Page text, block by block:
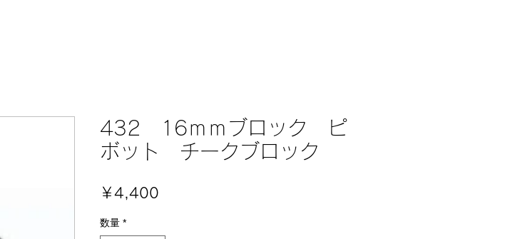
432 16ｍｍブロック ピ
ボット チークブロック
￥4,400
数量 *